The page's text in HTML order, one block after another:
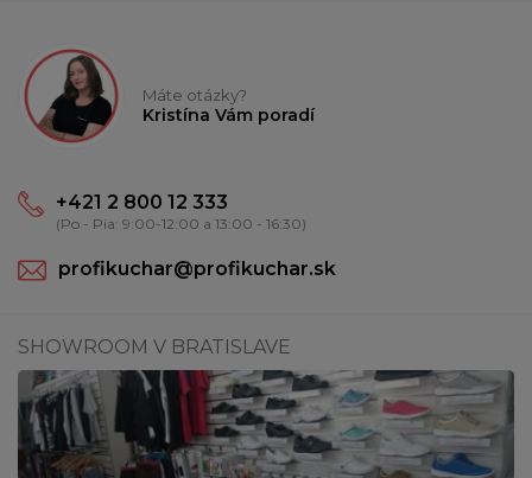
Máte otázky?
Kristína Vám poradí
+421 2 800 12 333
(Po - Pia: 9:00-12:00 a 13:00 - 16:30)
profikuchar@profikuchar.sk
SHOWROOM V BRATISLAVE